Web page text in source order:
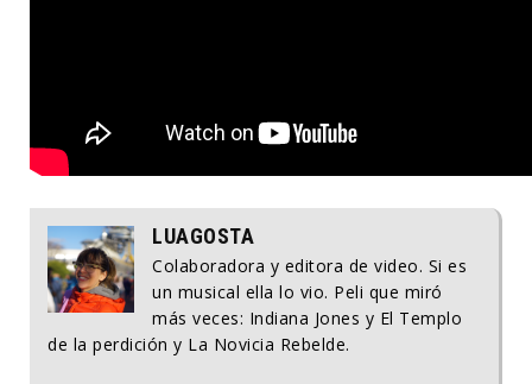
LUAGOSTA
Colaboradora y editora de video. Si es
un musical ella lo vio. Peli que miró
más veces: Indiana Jones y El Templo
de la perdición y La Novicia Rebelde.